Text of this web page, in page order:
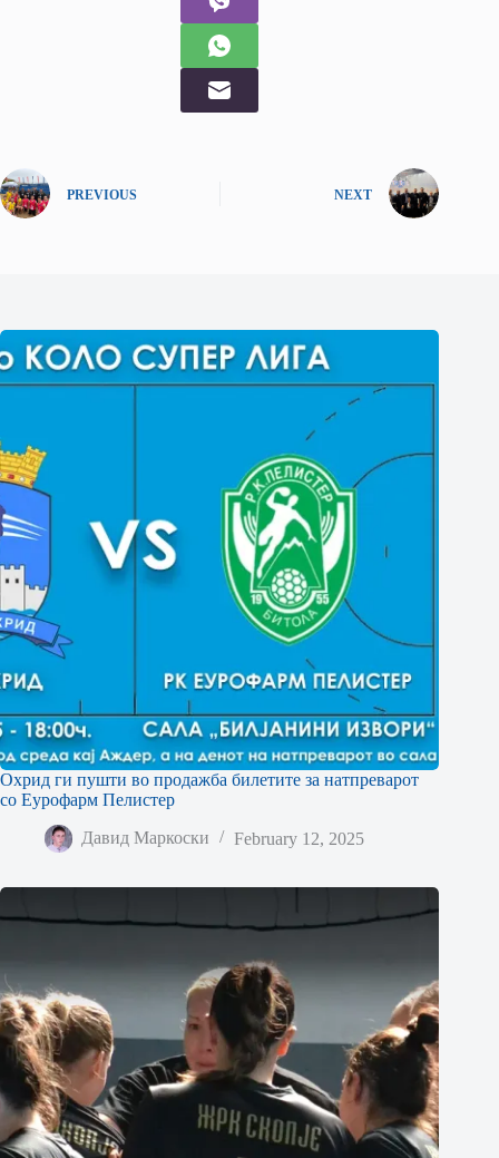
PREVIOUS NEXT
Охрид ги пушти во продажба билетите за натпреварот
со Еурофарм Пелистер
Давид Маркоски February 12, 2025